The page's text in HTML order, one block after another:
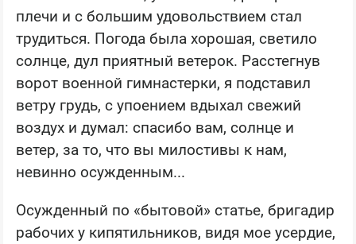
плечи и с большим удовольствием стал
трудиться. Погода была хорошая, светило
солнце, дул приятный ветерок. Расстегнув
ворот военной гимнастерки, я подставил
ветру грудь, с упоением вдыхал свежий
воздух и думал: спасибо вам, солнце и
ветер, за то, что вы милостивы к нам,
невинно осужденным...
Осужденный по «бытовой» статье, бригадир
рабочих у кипятильников, видя мое усердие,